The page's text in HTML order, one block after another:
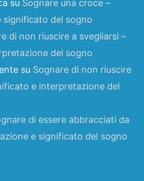
su Sognare una croce –
significato del sogno
di non riuscire a svegliarsi –
del sogno
su Sognare di non riuscire
e interpretazione del
di essere abbracciati da
e significato del sogno